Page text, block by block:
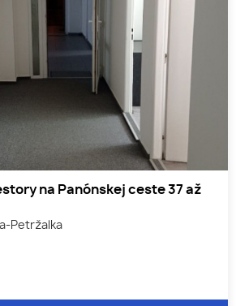
na Panónskej ceste 37 až
Petržalka